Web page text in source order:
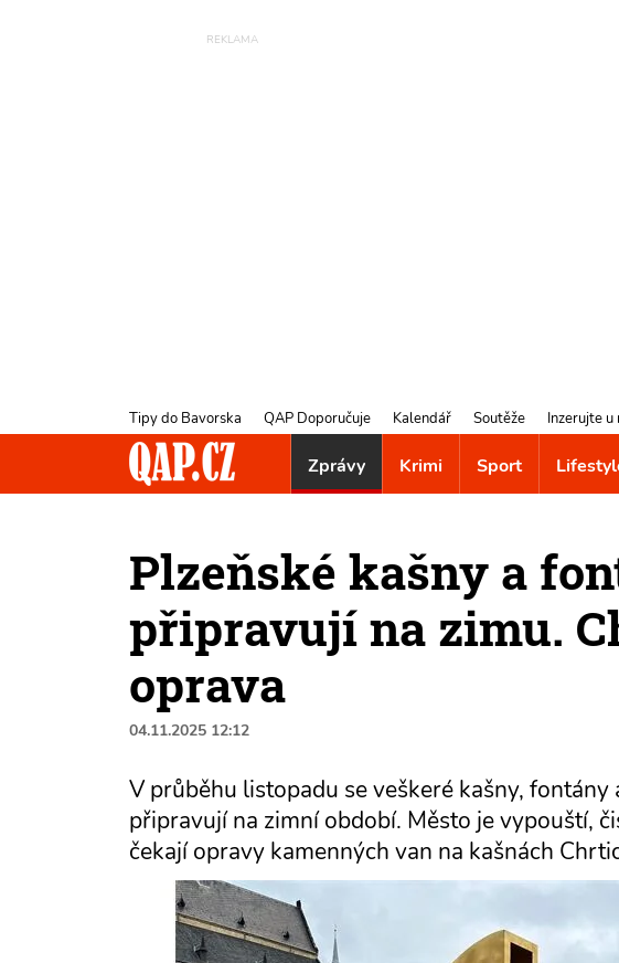
Tipy do Bavorska QAP Doporučuje Kalendář Soutěže Inzerujte u
Zprávy Krimi Sport
Plzeňské kašny a
připravují na zimu.
oprava
04.11.2025 12:12
V průběhu listopadu se veškeré kašny,
připravují na zimní období. Město je vypouští,
čekají opravy kamenných van na kašnách